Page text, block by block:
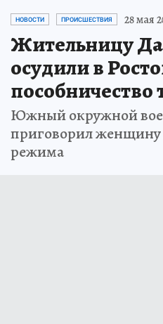
НОВОСТИ ПРОИСШЕСТВИЯ 28 мая
Жительницу
осудили в
пособничество
Южный окружной
приговорил женщину
режима